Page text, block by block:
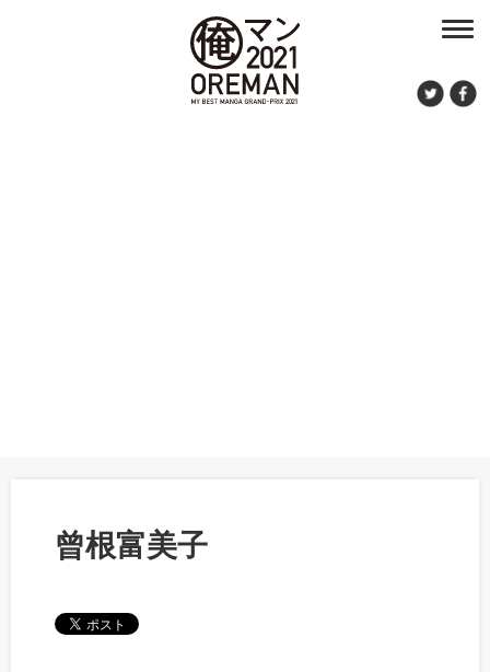
曾根富美子